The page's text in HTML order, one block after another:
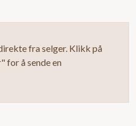
fra selger. Klikk på
for å sende en